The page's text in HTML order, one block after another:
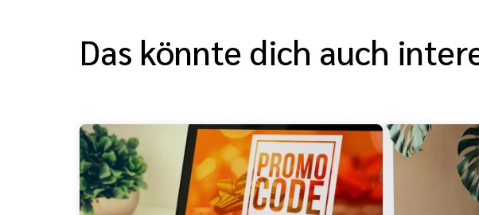
Das könnte dich auch